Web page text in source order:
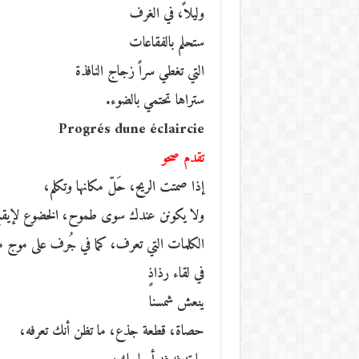
وليلاً، في الغرف
ستحلم بالفقاعات
التي تغطي سراً زجاج النافذة
ستراها تحتمي بالضوء.
Progrés dune éclaircie
تقدم صحو
إذا صمتت الريح، حَلّ مكانها وتكلم،
ولا يكونن عندك سوى طموح، الخضوع
الكلمات التي تعرف، كما في جُرف على
في لقاء رذاذٍ
ينعش شمسنا
حصاة، قطعة جذع، ما تظن أنك تعرفه،